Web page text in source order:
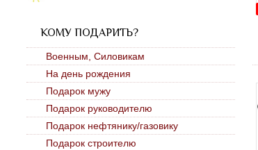
КОМУ ПОДАРИТЬ?
Военным, Силовикам
На день рождения
Подарок мужу
Подарок руководителю
Подарок нефтянику/газовику
Подарок строителю